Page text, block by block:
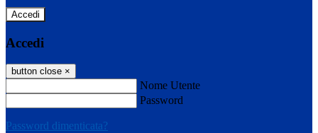
Accedi
Accedi
button close ×
Nome Utente
Password
Password dimenticata?